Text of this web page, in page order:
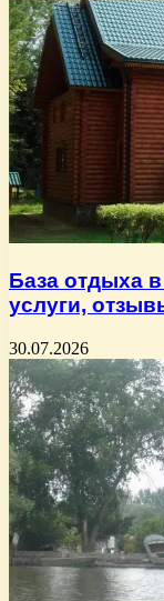
База отдыха
услуги,
30.07.2026